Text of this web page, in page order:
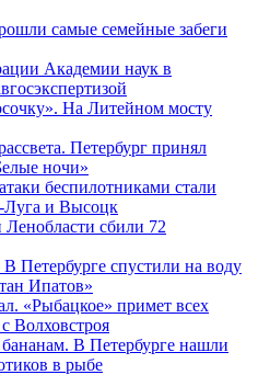
самые семейные забеги
Академии наук в
На Литейном мосту
Петербург принял
ночи»
беспилотниками стали
Луга и Высоцк
Ленобласти сбили 72
Петербурге спустили на воду
Ипатов»
«Рыбацкое» примет всех
Волховстроя
В Петербурге нашли
в рыбе